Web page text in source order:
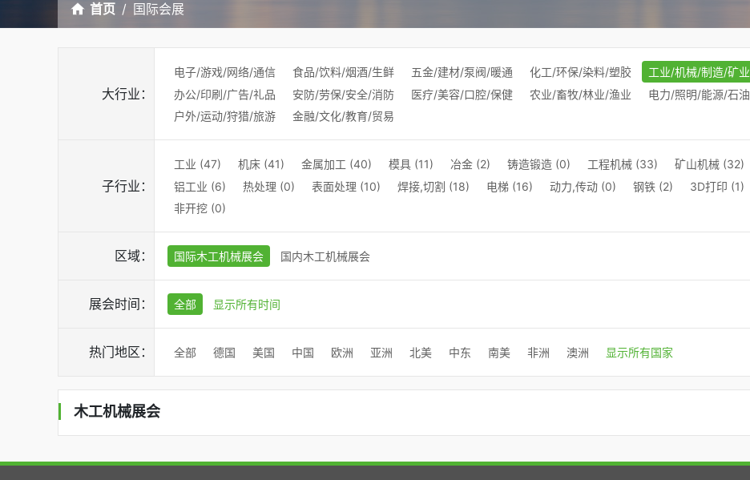
首页 国际会展
大行业：
电子/游戏/网络/通信 食品/饮料/烟酒/生鲜 五金/建材/泵阀/暖通 化工/环保/染料/塑胶 工业/机械/制造/矿业
办公/印刷/广告/礼品
安防/劳保/安全/消防 医疗/美容/口腔/保健 农业/畜牧/林业/渔业 电力/照明/能源/石油
户外/运动/狩猎/旅游
金融/文化/教育/贸易
子行业：
工业 (47) 机床 (41) 金属加工 (40) 模具 (11) 冶金 (2) 铸造锻造 (0) 工程机械 (33) 矿山机械 (32)
铝工业 (6)
热处理 (0) 表面处理 (10) 焊接,切割 (18) 电梯 (16) 动力,传动 (0) 钢铁 (2) 3D打印 (1)
非开挖 (0)
区域： 国际木工机械展会 国内木工机械展会
展会时间： 全部 显示所有时间
热门地区： 全部 德国 美国 中国 欧洲 亚洲 北美 中东 南美 非洲 澳洲 显示所有国家
木工机械展会